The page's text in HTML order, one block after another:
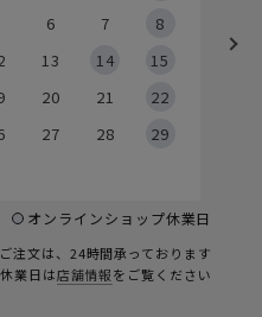
6 7
8
13 14
15
20 21
22
27 28
29
オンラインショップ休業日
注文は、24時間承っております
業日は店舗情報をご覧ください